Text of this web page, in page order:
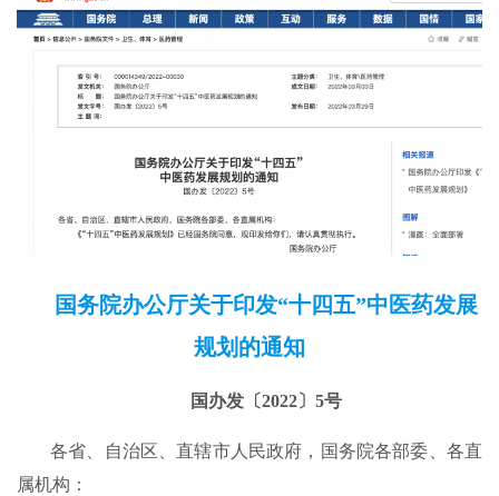
国务院办公厅关于印发“十四五”中医药发展
规划的通知
国办发〔2022〕5号
各省、自治区、直辖市人民政府，国务院各部委、各直
属机构：